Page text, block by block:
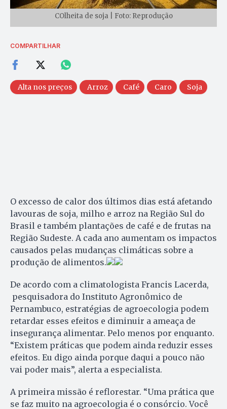
COlheita de soja | Foto: Reprodução
COMPARTILHAR
Alta nos preços Arroz Café Caro Soja
O excesso de calor dos últimos dias está afetando
lavouras de soja, milho e arroz na Região Sul do
Brasil e também plantações de café e de frutas na
Região Sudeste. A cada ano aumentam os impactos
causados pelas mudanças climáticas sobre a
produção de alimentos.
De acordo com a climatologista Francis Lacerda,
pesquisadora do Instituto Agronômico de
Pernambuco, estratégias de agroecologia podem
retardar esses efeitos e diminuir a ameaça de
insegurança alimentar. Pelo menos por enquanto.
“Existem práticas que podem ainda reduzir esses
efeitos. Eu digo ainda porque daqui a pouco não
vai poder mais”, alerta a especialista.
A primeira missão é reflorestar. “Uma prática que
se faz muito na agroecologia é o consórcio. Você